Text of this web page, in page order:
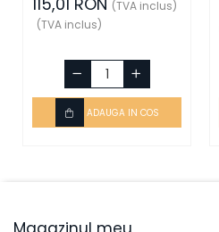
Schneider Electric -
Schneider
(TVA inclus)
(TVA inclus)
ADAUGA IN COS